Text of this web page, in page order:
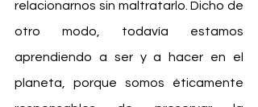
relacionarnos sin maltratarlo. Dicho de
otro modo, todavía estamos
aprendiendo a ser y a hacer en el
planeta, porque somos éticamente